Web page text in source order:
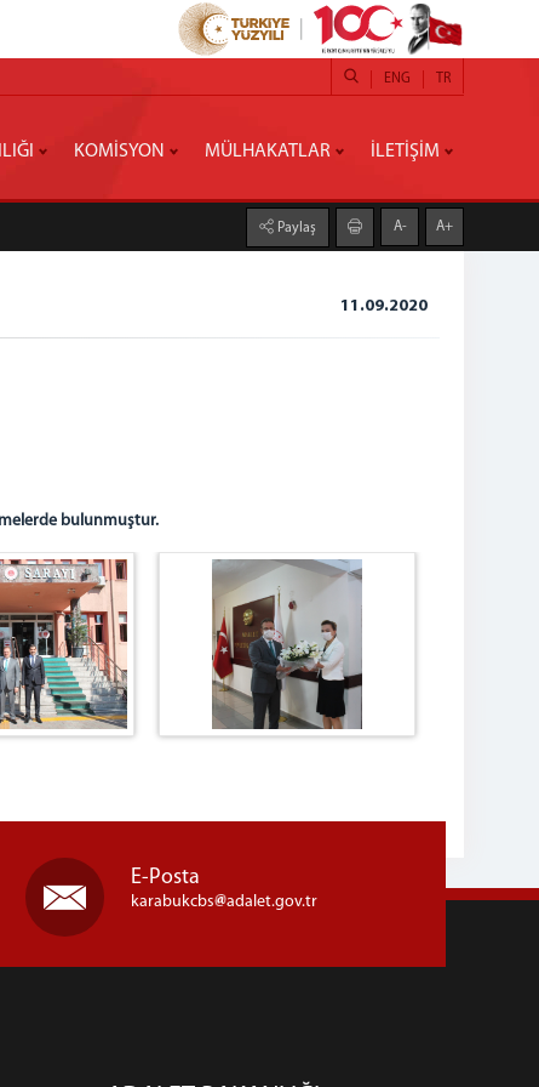
TR
ENG
KOMİSYON MÜLHAKATLAR İLETİŞİM
Paylaş A- A+
11.09.2020
bulunmuştur.
E-Posta
karabukcbs adalet.gov.tr